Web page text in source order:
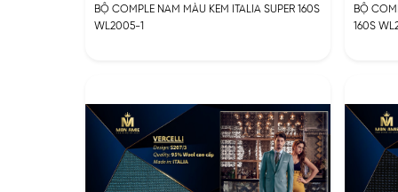
BỘ COMPLE NAM MÀU KEM ITALIA SUPER 160S
WL2005-1
BỘ
160S